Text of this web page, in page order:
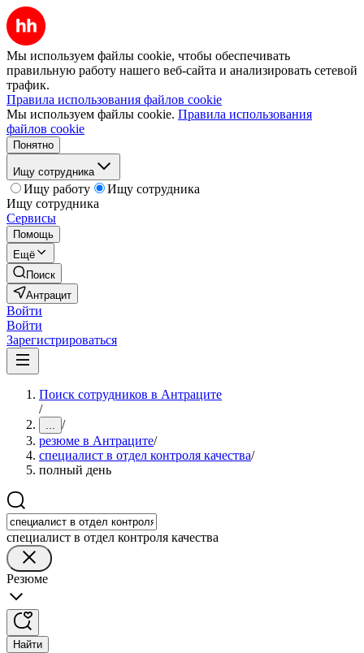
Мы используем файлы cookie, чтобы обеспечивать
правильную работу нашего веб-сайта и анализировать сетевой
трафик.
Правила использования файлов cookie
Мы используем файлы cookie. Правила использования
файлов cookie
Понятно
Ищу сотрудника
Ищу работу
Ищу сотрудника
Ищу сотрудника
Сервисы
Помощь
Ещё
Поиск
Антрацит
Войти
Войти
Зарегистрироваться
Поиск сотрудников в Антраците
/
... /
резюме в Антраците/
специалист в отдел контроля качества/
полный день
специалист в отдел контроля качества
Резюме
Найти